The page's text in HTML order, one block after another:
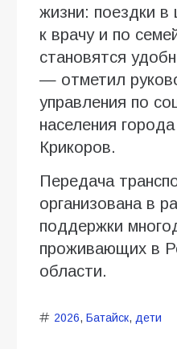
жизни: поездки в
к врачу и по
становятся
— отметил
управления по
населения
Крикоров.
Передача
организована в
поддержки
проживающих в
области.
2026, Батайск, дети